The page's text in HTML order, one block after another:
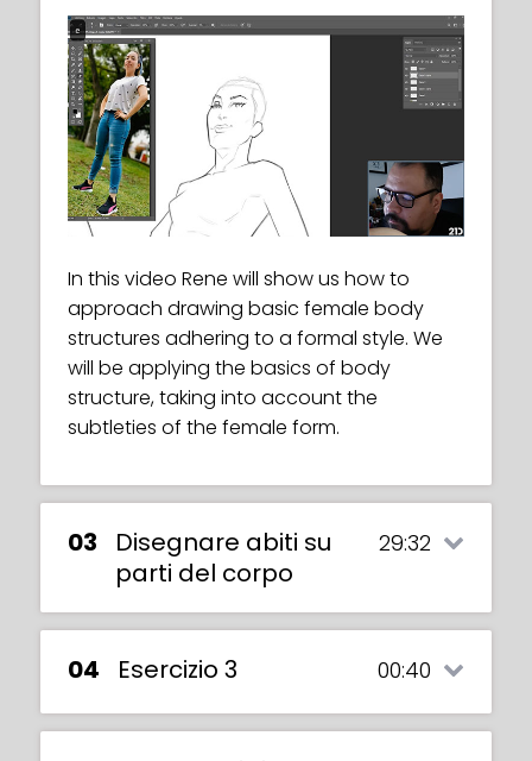
In this exercise, we must draw figures in
dynamic poses, in either a formal or a
Toon style.
This video will give a brief introduction to
female body structures and an overview
of what to expect in the coming classes.
In this video Rene will show us how to
approach drawing basic female body
structures adhering to a formal style. We
will be applying the basics of body
structure, taking into account the
subtleties of the female form.
03
Disegnare abiti su
parti del corpo
29:32
04 Esercizio 3 00:40